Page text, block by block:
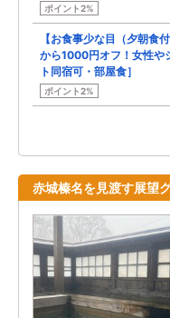
ポイント2%
【お食事少な目（夕朝食
から1000円オフ！女性や
ト同宿可・部屋食］
ポイント2%
赤城榛名を見渡す展望